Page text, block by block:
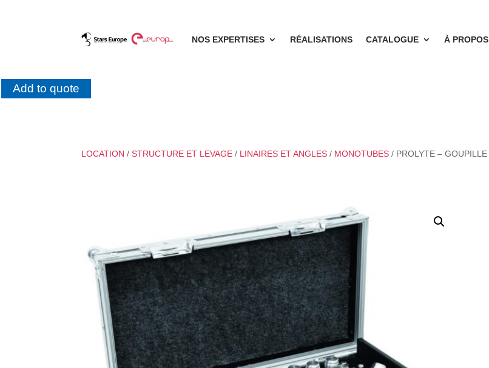
NOS EXPERTISES RÉALISATIONS CATALOGUE À PROPOS
Add to quote
LOCATION /STRUCTURE ET LEVAGE / LINAIRES ET ANGLES / MONOTUBES / PROLYTE – GOUPILLE